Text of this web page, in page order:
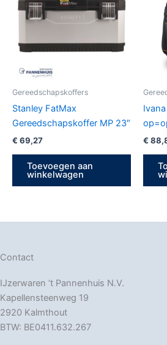
Gereedschapskoffers
Stanley FatMax
Gereedschapskoffer MP 23″
€ 69,27
Toevoegen aan
winkelwagen
€
Contact
IJzerwaren ‘t Pannenhuis N.V.
Kapellensteenweg 19
2920 Kalmthout
BTW: BE0411.632.267